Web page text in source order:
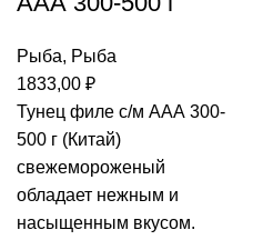
Рыба, Рыба
1833,00 ₽
Тунец филе с/м ААА 300-
500 г (Китай)
свежемороженый
обладает нежным и
насыщенным вкусом.